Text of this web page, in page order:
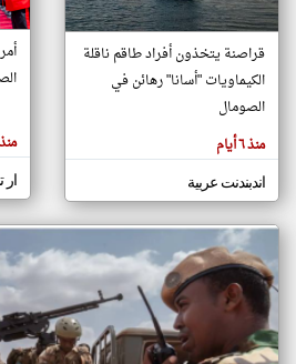
اخبار
أهم اخبار
المقالات
هنا عن
وجهة
كاتبيها.
قراصنة يتخذون أفراد طاقم ناقلة
الكيماويات "أسانا" رهائن في
الصومال
منذ ٦ أيام
اندبندنت عربية
منذ ٦
ار